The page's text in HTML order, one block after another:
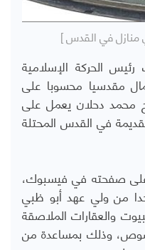
منازل في القدس ]
الحركة الإسلامية
مقدسيا محسوبا على
محمد دحلان يعمل على
في القدس المحتلة
صفحته في فيسبوك،
من ولي عهد أبو ظبي
والعقارات الملاصقة
وذلك بمساعدة من